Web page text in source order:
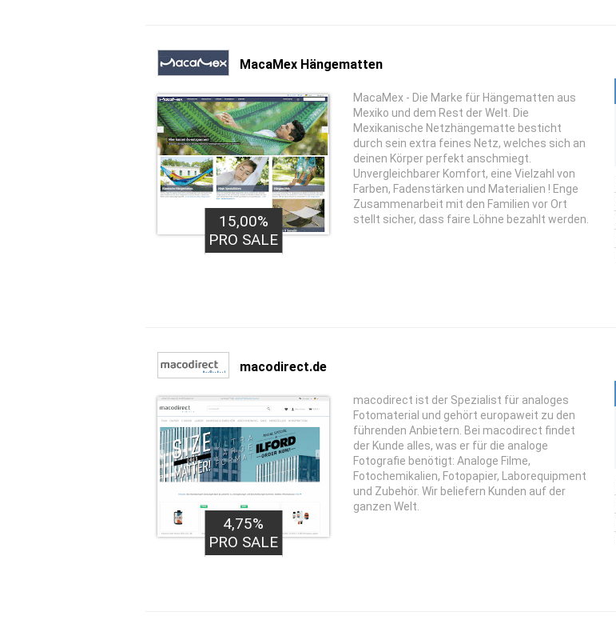
MacaMex Hängematten
15,00%
PRO SALE
MacaMex - Die Marke für Hängematten aus
Mexiko und dem Rest der Welt. Die
Mexikanische Netzhängematte besticht
durch sein extra feines Netz, welches sich an
deinen Körper perfekt anschmiegt.
Unvergleichbarer Komfort, eine Vielzahl von
Farben, Fadenstärken und Materialien ! Enge
Zusammenarbeit mit den Familien vor Ort
stellt sicher, dass faire Löhne bezahlt werden.
macodirect.de
4,75%
PRO SALE
macodirect ist der Spezialist für analoges
Fotomaterial und gehört europaweit zu den
führenden Anbietern. Bei macodirect findet
der Kunde alles, was er für die analoge
Fotografie benötigt: Analoge Filme,
Fotochemikalien, Fotopapier, Laborequipment
und Zubehör. Wir beliefern Kunden auf der
ganzen Welt.